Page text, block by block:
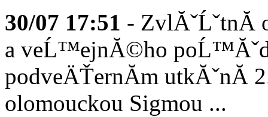
30/07 17:51 - ZvlĂˇĹˇtnĂ­
a veĹ™ejnĂ©ho
podveÄŤernĂ­m utkĂˇnĂ­
olomouckou Sigmou ...